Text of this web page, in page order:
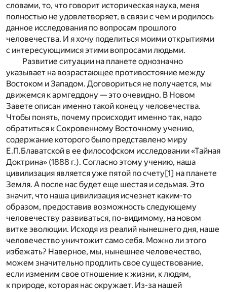
словами, то, что говорит историческая наука, меня
полностью не удовлетворяет, в связи с чем и родилось
данное исследования по вопросам прошлого
человечества. И я хочу поделиться моими открытиями
с интересующимися этими вопросами людьми.
Развитие ситуации на планете однозначно
указывает на возрастающее противостояние между
Востоком и Западом. Договориться не получается, мы
движемся к армгеддону — это очевидно. В Новом
Завете описан именно такой конец у человечества.
Чтобы понять, почему происходит именно так, надо
обратиться к Сокровенному Восточному учению,
содержание которого было представлено миру
Е.П.Блаватской в ее философском исследовании «Тайная
Доктрина» (1888 г.). Согласно этому учению, наша
цивилизация является уже пятой по счету [1] на планете
Земля. А после нас будет еще шестая и седьмая. Это
значит, что наша цивилизация исчезнет каким-то
образом, предоставив возможность следующему
человечеству развиваться, по-видимому, на новом
витке эволюции. Исходя из реалий нынешнего дня, наше
человечество уничтожит само себя. Можно ли этого
избежать? Наверное, мы, нынешнее человечество,
можем значительно продлить свое существование,
если изменим свое отношение к жизни, к людям,
к природе, которая нас окружает. Из-за нашей